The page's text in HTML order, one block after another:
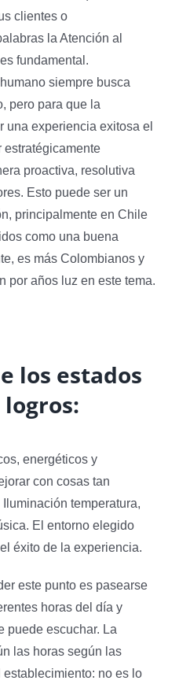
clientes o
la Atención al
fundamental.
siempre busca
pero para que la
una experiencia exitosa el
estratégicamente
proactiva, resolutiva
Esto puede ser un
principalmente en Chile
como una buena
es más Colombianos y
por años luz en este tema.
los estados
energéticos y
con cosas tan
temperatura,
El entorno elegido
éxito de la experiencia.
este punto es pasearse
horas del día y
puede escuchar. La
las horas según las
no es lo